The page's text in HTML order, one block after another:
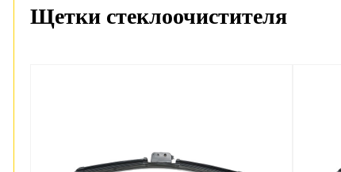
Щетки стеклоочистителя